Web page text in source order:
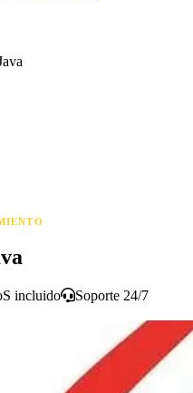
incluido
Soporte 24/7